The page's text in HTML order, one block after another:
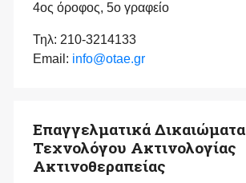
4ος όροφος, 5ο γραφείο
Τηλ: 210-3214133
Email: info@otae.gr
Επαγγελματικά Δικαιώματα
Τεχνολόγου Ακτινολογίας
Ακτινοθεραπείας